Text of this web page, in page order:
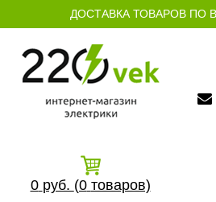
ДОСТАВКА ТОВАРОВ ПО
0 руб. (0 товаров)